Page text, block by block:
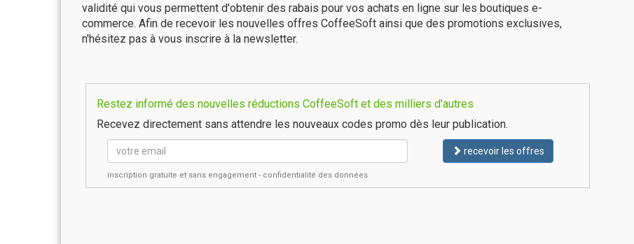
validité qui vous permettent d'obtenir des rabais pour vos achats en ligne sur les boutiques e-
commerce. Afin de recevoir les nouvelles offres CoffeeSoft ainsi que des promotions exclusives,
n'hésitez pas à vous inscrire à la newsletter.
Restez informé des nouvelles réductions CoffeeSoft et des milliers d'autres
Recevez directement sans attendre les nouveaux codes promo dès leur publication.
recevoir les offres
inscription gratuite et sans engagement - confidentialité des données